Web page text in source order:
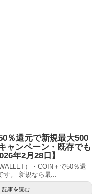
％還元で新規最大500
ャンペーン・既存でも
年2月28日】
）・COIN＋で50％還
す。 新規なら最...
記事を読む